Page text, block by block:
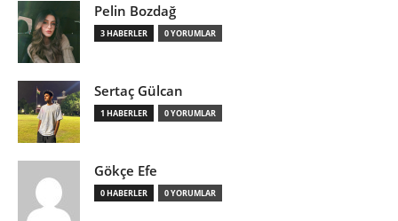
Pelin Bozdağ
3 HABERLER 0 YORUMLAR
Sertaç Gülcan
1 HABERLER 0 YORUMLAR
Gökçe Efe
0 HABERLER 0 YORUMLAR